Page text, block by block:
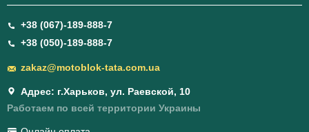
+38 (067)-189-888-7
+38 (050)-189-888-7
zakaz@motoblok-tata.com.ua
Адрес: г.Харьков, ул. Раевской, 10
Работаем по всей территории Украины